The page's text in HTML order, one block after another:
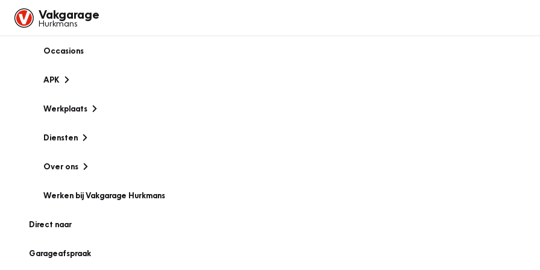
Vakgarage
Hurkmans
Occasions
APK
Werkplaats
Diensten
Over ons
Werken bij Vakgarage Hurkmans
Direct naar
Garageafspraak